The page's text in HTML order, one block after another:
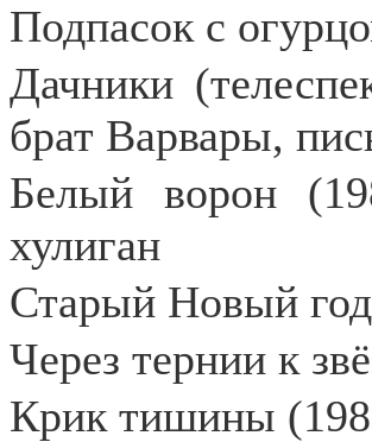
Подпасок с
Дачники
брат Варвары,
Белый ворон
хулиган
Старый Новый
Через тернии к
Крик тишины